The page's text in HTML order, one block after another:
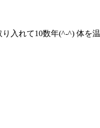
入れて10数年(^-^) 体を